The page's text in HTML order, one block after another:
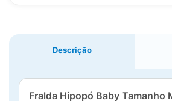
Descrição
Fralda Hipopó Baby Tamanho